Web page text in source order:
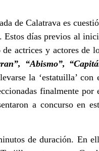
de Calatrava es
Estos días previos al
actrices y actores de
“Abismo”,
la ‘estatuilla’ con
finalmente por
a concurso en
de duración. En